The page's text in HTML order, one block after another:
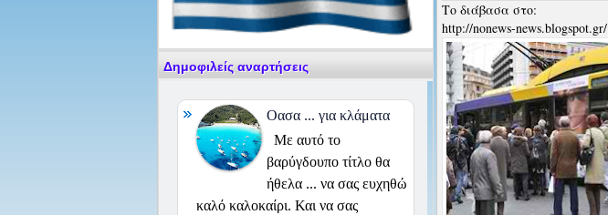
Το διάβασα στο:
http://nonews-news.blogspot.gr/
Δημοφιλείς αναρτήσεις
Οασα ... για κλάματα
Με αυτό το
βαρύγδουπο τίτλο θα
ήθελα ... να σας ευχηθώ
καλό καλοκαίρι. Και να σας